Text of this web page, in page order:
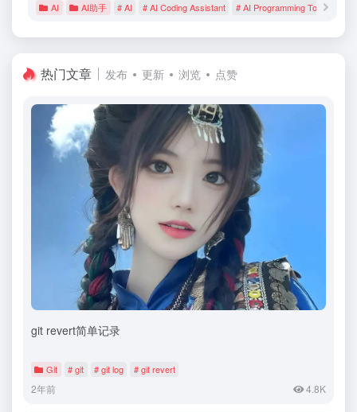
AI AI助手 # AI # AI Coding Assistant # AI Programming Tool
热门文章 发布 更新 浏览 点赞
git revert简单记录
Git # git # git log # git revert
2年前 4.8K